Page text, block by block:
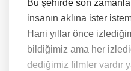
Bu şehirde son
insanın aklına ister
Hani yıllar önce
bildiğimiz ama her
dediğimiz filmler vardır